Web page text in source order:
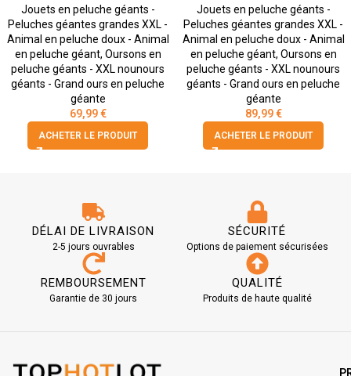
Jouets en peluche géants -
Peluches géantes grandes XXL -
Animal en peluche doux - Animal
en peluche géant, Oursons en
peluche géants - XXL nounours
géants - Grand ours en peluche
géante
69,99€
ACHETER LE PRODUIT
Jouets en peluche géants -
Peluches géantes grandes XXL -
Animal en peluche doux - Animal
en peluche géant, Oursons en
peluche géants - XXL nounours
géants - Grand ours en peluche
géante
89,99€
ACHETER LE PRODUIT
DÉLAI DE LIVRAISON
2-5 jours ouvrables
SÉCURITÉ
Options de paiement sécurisées
REMBOURSEMENT
Garantie de 30 jours
QUALITÉ
Produits de haute qualité